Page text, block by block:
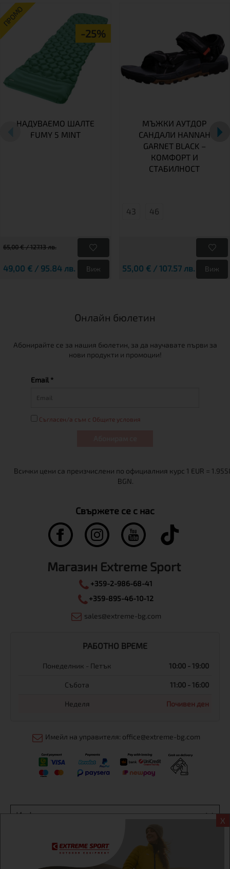
X
ПРОМО
-25%
НАДУВАЕМО ШАЛТЕ
FUMY 5 MINT
65,00 € / 127.13 лв.
49,00 € / 95.84 лв. Виж
МЪЖКИ АУТДОР
САНДАЛИ HANNAH
GARNET BLACK –
КОМФОРТ И
СТАБИЛНОСТ
43 46
55,00 € / 107.57 лв. Виж
Онлайн бюлетин
Абонирайте се за нашия бюлетин, за да научавате първи за
нови продукти и промоции!
Email *
Съгласен/а съм с Общите условия
Свържете се с нас
Магазин Extreme Sport
+359-2-986-68-41
+359-895-46-10-12
sales@extreme-bg.com
РАБОТНО ВРЕМЕ
Понеделник - Петък 10:00 - 19:00
Събота 11:00 - 16:00
Неделя Почивен ден
Имейл на управителя: office@extreme-bg.com
Информация
Екстрем спорт ЕООД, BG131452613, административен адрес
гр. София, Овча купел, ул.692, №12, офис 1, магазини
гр.София,бул. Дондуков 42, тел.:+359 895461012